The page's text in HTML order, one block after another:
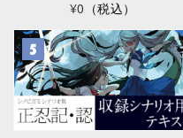
¥0 （税込）